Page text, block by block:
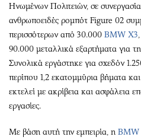
Ηνωμένων Πολιτειών, σε
ανθρωποειδές ρομπότ Figure 02
περισσότερων από 30.000 BMW X3
90.000 μεταλλικά εξαρτήματα για
Συνολικά εργάστηκε για σχεδόν
περίπου 1,2 εκατομμύρια βήματα
εκτελεί με ακρίβεια και ασφάλεια
εργασίες.
Με βάση αυτή την εμπειρία, η BMW